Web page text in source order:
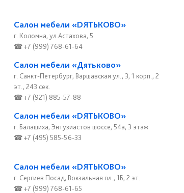
Салон мебели «DЯТЬКОВО»
г. Коломна, ул.Астахова, 5
☎ +7 (999) 768-61-64
Салон мебели «Дятьково»
г. Санкт-Петербург, Варшавская ул., 3, 1 корп., 2
эт., 243 сек.
☎ +7 (921) 885-57-88
Салон мебели «DЯТЬКОВО»
г. Балашиха, Энтузиастов шоссе, 54а, 3 этаж
☎ +7 (495) 585-56-33
Салон мебели «DЯТЬКОВО»
г. Сергиев Посад, Вокзальная пл., 1Б, 2 эт.
☎ +7 (999) 768-61-65